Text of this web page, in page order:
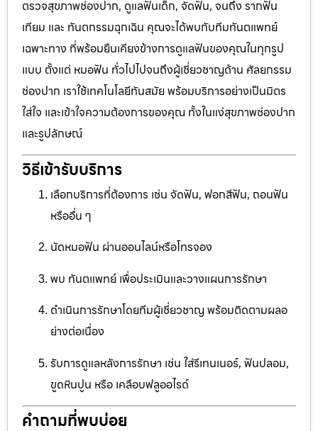
ตรวจสุขภาพช่องปาก, ดูแลฟันเด็ก, จัดฟัน, จนถึง รากฟัน
เทียม และ ทันตกรรมฉุกเฉิน คุณจะได้พบกับทีมทันตแพทย์
เฉพาะทาง ที่พร้อมยืนเคียงข้างการดูแลฟันของคุณในทุกรูป
แบบ ตั้งแต่ หมอฟัน ทั่วไปไปจนถึงผู้เชี่ยวชาญด้าน ศัลยกรรม
ช่องปาก เราใช้เทคโนโลยีทันสมัย พร้อมบริการอย่างเป็นมิตร
ใส่ใจ และเข้าใจความต้องการของคุณ ทั้งในแง่สุขภาพช่องปาก
และรูปลักษณ์
วิธีเข้ารับบริการ
เลือกบริการที่ต้องการ เช่น จัดฟัน, ฟอกสีฟัน, ถอนฟัน
หรืออื่น ๆ
นัดหมอฟัน ผ่านออนไลน์หรือโทรจอง
พบ ทันตแพทย์ เพื่อประเมินและวางแผนการรักษา
ดำเนินการรักษาโดยทีมผู้เชี่ยวชาญ พร้อมติดตามผลอ
ย่างต่อเนื่อง
รับการดูแลหลังการรักษา เช่น ใส่รีเทนเนอร์, ฟันปลอม,
ขูดหินปูน หรือ เคลือบฟลูออไรด์
คำถามที่พบบ่อย